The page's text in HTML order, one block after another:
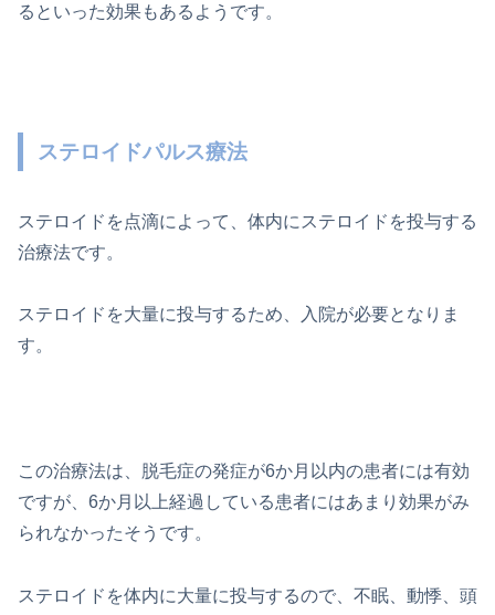
るといった効果もあるようです。
ステロイドパルス療法
ステロイドを点滴によって、体内にステロイドを投与する
治療法です。
ステロイドを大量に投与するため、入院が必要となりま
す。
この治療法は、脱毛症の発症が6か月以内の患者には有効
ですが、6か月以上経過している患者にはあまり効果がみ
られなかったそうです。
ステロイドを体内に大量に投与するので、不眠、動悸、頭